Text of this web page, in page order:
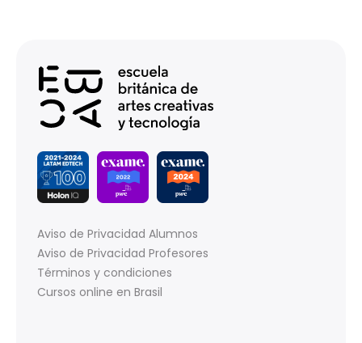
Aviso de Privacidad Alumnos
Aviso de Privacidad Profesores
Términos y condiciones
Cursos online en Brasil